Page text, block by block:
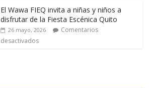
El Wawa FIEQ invita a niñas y niños a
disfrutar de la Fiesta Escénica Quito
26 mayo, 2026
Comentarios
desactivados